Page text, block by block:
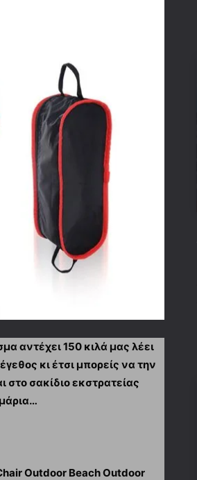
αντέχει 150 κιλά μας λέει
κι έτσι μπορείς να την
στο σακίδιο εκστρατείας
Outdoor Beach Outdoor